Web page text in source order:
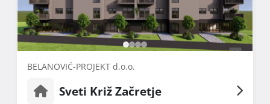
BELANOVIĆ-PROJEKT d.o.o.
Sveti Križ Začretje